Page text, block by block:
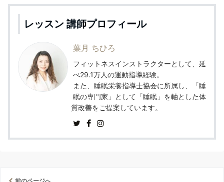
レッスン 講師プロフィール
葉月 ちひろ
フィットネスインストラクターとして、延
べ29.1万人の運動指導経験。
また、睡眠栄養指導士協会に所属し、「睡
眠の専門家」として「睡眠」を軸とした体
質改善をご提案しています。